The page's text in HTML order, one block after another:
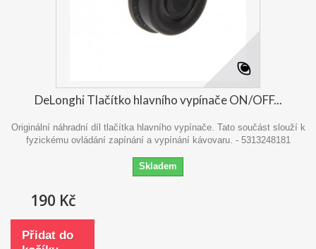
DeLonghi Tlačítko hlavního vypínače ON/OFF...
Originální náhradní díl tlačítka hlavního vypínače. Tato součást slouží k
fyzickému ovládání zapínání a vypínání kávovaru. - 5313248181
Skladem
190 Kč
Přidat do